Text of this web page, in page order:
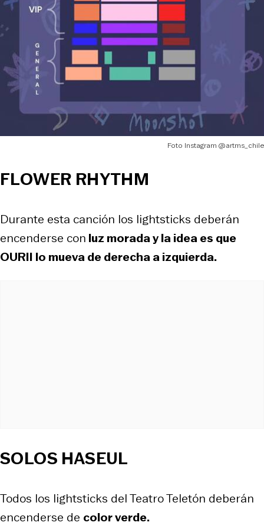
Foto Instagram @artms_chile
FLOWER RHYTHM
Durante esta canción los lightsticks deberán
encenderse con luz morada y la idea es que
OURII lo mueva de derecha a izquierda.
SOLOS HASEUL
Todos los lightsticks del Teatro Teletón deberán
encenderse de color verde.